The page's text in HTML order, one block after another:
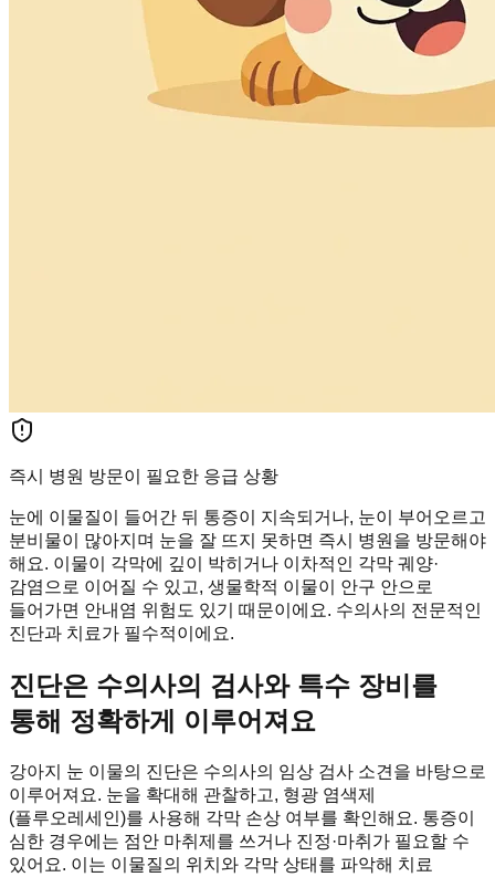
즉시 병원 방문이 필요한 응급 상황
눈에 이물질이 들어간 뒤 통증이 지속되거나, 눈이 부어오르고
분비물이 많아지며 눈을 잘 뜨지 못하면 즉시 병원을 방문해야
해요. 이물이 각막에 깊이 박히거나 이차적인 각막 궤양·
감염으로 이어질 수 있고, 생물학적 이물이 안구 안으로
들어가면 안내염 위험도 있기 때문이에요. 수의사의 전문적인
진단과 치료가 필수적이에요.
진단은 수의사의 검사와 특수 장비를
통해 정확하게 이루어져요
강아지 눈 이물의 진단은 수의사의 임상 검사 소견을 바탕으로
이루어져요. 눈을 확대해 관찰하고, 형광 염색제
(플루오레세인)를 사용해 각막 손상 여부를 확인해요. 통증이
심한 경우에는 점안 마취제를 쓰거나 진정·마취가 필요할 수
있어요. 이는 이물질의 위치와 각막 상태를 파악해 치료